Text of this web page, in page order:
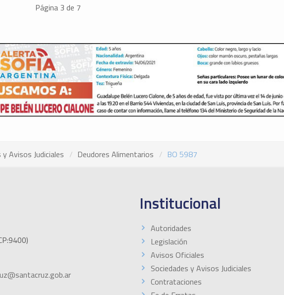
Página 3 de 7
y Avisos Judiciales Deudores Alimentarios BO 5987
Institucional
Autoridades
Legislación
Avisos Oficiales
Sociedades y Avisos Judiciales
Contrataciones